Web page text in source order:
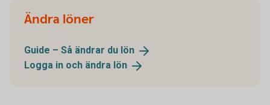
Ändra löner
Guide – Så ändrar du lön
Logga in och ändra lön